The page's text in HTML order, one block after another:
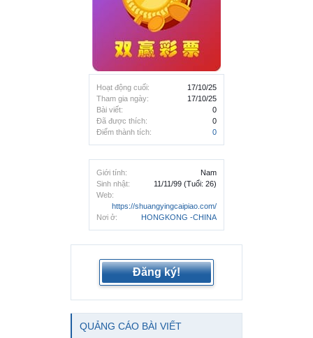
Hoạt động cuối:
17/10/25
Tham gia ngày:
17/10/25
Bài viết:
0
Đã được thích:
0
Điểm thành tích:
0
Giới tính:
Nam
Sinh nhật:
11/11/99 (Tuổi: 26)
Web:
https://shuangyingcaipiao.com/
Nơi ở:
HONGKONG -CHINA
Đăng ký!
QUẢNG CÁO BÀI VIẾT